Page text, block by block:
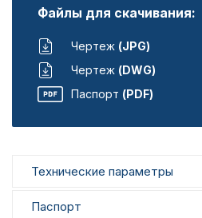
Файлы для скачивания:
Чертеж (JPG)
Чертеж (DWG)
Паспорт (PDF)
Технические параметры
Паспорт